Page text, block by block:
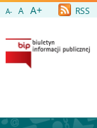
A- A A+ RSS